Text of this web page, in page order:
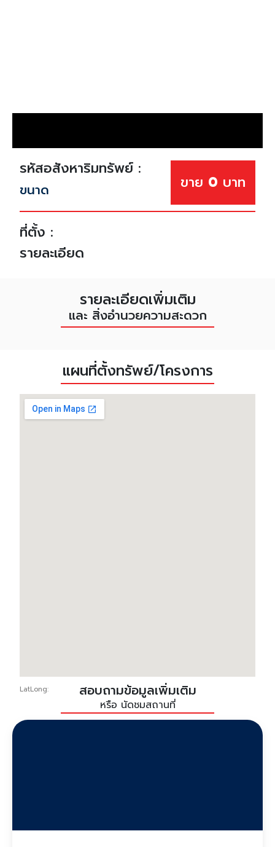
รหัสอสังหาริมทรัพย์ :
ขนาด ขาย 0 บาท
ที่ตั้ง :
รายละเอียด
รายละเอียดเพิ่มเติม
และ สิ่งอำนวยความสะดวก
แผนที่ตั้งทรัพย์/โครงการ
LatLong: สอบถามข้อมูลเพิ่มเติม
หรือ นัดชมสถานที่